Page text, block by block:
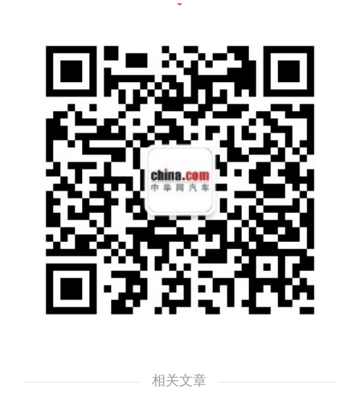
在智能驾驶方面，新车首创视觉司南智驾，实
现 NGP智能导航辅助驾驶与全场景无忧自动
泊车功能，智能体验媲美头部造车“新势力”。
计”理念打造，以全球视野诠释进阶版“东方美
相关文章